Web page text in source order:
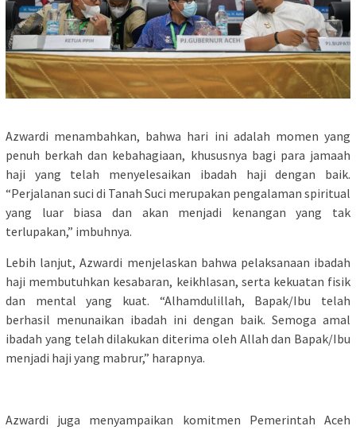
Azwardi menambahkan, bahwa hari ini adalah momen yang
penuh berkah dan kebahagiaan, khususnya bagi para jamaah
haji yang telah menyelesaikan ibadah haji dengan baik.
“Perjalanan suci di Tanah Suci merupakan pengalaman spiritual
yang luar biasa dan akan menjadi kenangan yang tak
terlupakan,” imbuhnya.
Lebih lanjut, Azwardi menjelaskan bahwa pelaksanaan ibadah
haji membutuhkan kesabaran, keikhlasan, serta kekuatan fisik
dan mental yang kuat. “Alhamdulillah, Bapak/Ibu telah
berhasil menunaikan ibadah ini dengan baik. Semoga amal
ibadah yang telah dilakukan diterima oleh Allah dan Bapak/Ibu
menjadi haji yang mabrur,” harapnya.
Azwardi juga menyampaikan komitmen Pemerintah Aceh